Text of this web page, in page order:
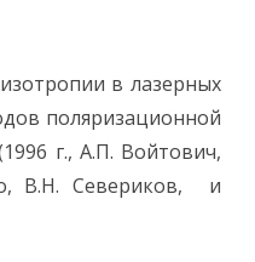
в лазерных
поляризационной
г., А.П. Войтович,
В.Н. Севериков, и